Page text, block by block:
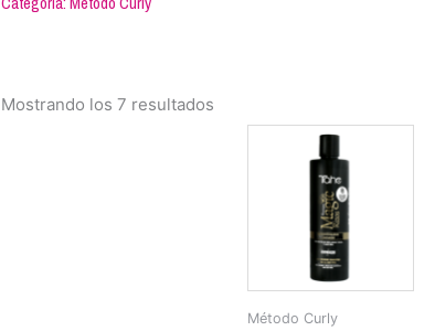
Mostrando los 7 resultados
Método Curly